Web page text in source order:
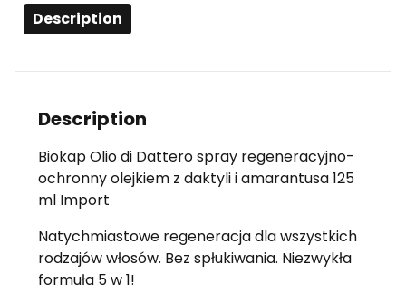
Description
Description
Biokap Olio di Dattero spray regeneracyjno-
ochronny olejkiem z daktyli i amarantusa 125
ml Import
Natychmiastowe regeneracja dla wszystkich
rodzajów włosów. Bez spłukiwania. Niezwykła
formuła 5 w 1!